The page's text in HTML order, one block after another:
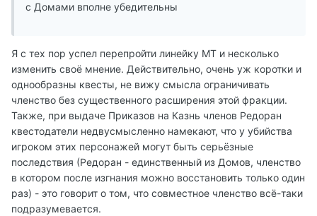
с Домами вполне убедительны
Я с тех пор успел перепройти линейку МТ и несколько
изменить своё мнение. Действительно, очень уж коротки и
однообразны квесты, не вижу смысла ограничивать
членство без существенного расширения этой фракции.
Также, при выдаче Приказов на Казнь членов Редоран
квестодатели недвусмысленно намекают, что у убийства
игроком этих персонажей могут быть серьёзные
последствия (Редоран - единственный из Домов, членство
в котором после изгнания можно восстановить только один
раз) - это говорит о том, что совместное членство всё-таки
подразумевается.